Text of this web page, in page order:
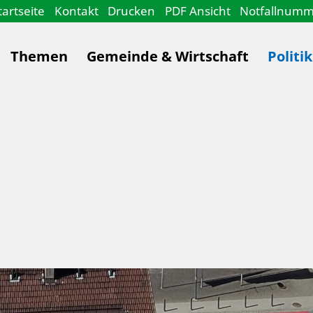
Kontakt Drucken PDF Ansicht
Themen Gemeinde & Wirtschaft